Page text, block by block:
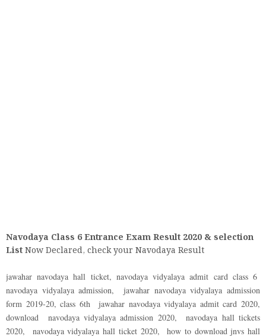
Navodaya Class 6 Entrance Exam Result 2020 & selection
List Now Declared, check your Navodaya Result
jawahar navodaya hall ticket, navodaya vidyalaya admit card class 6
navodaya vidyalaya admission, jawahar navodaya vidyalaya admission
form 2019-20, class 6th jawahar navodaya vidyalaya admit card 2020,
download navodaya vidyalaya admission 2020, navodaya hall tickets
2020, navodaya vidyalaya hall ticket 2020, how to download jnvs hall